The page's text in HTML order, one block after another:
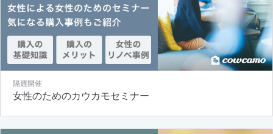
隔週開催
女性のためのカウカモセミナー